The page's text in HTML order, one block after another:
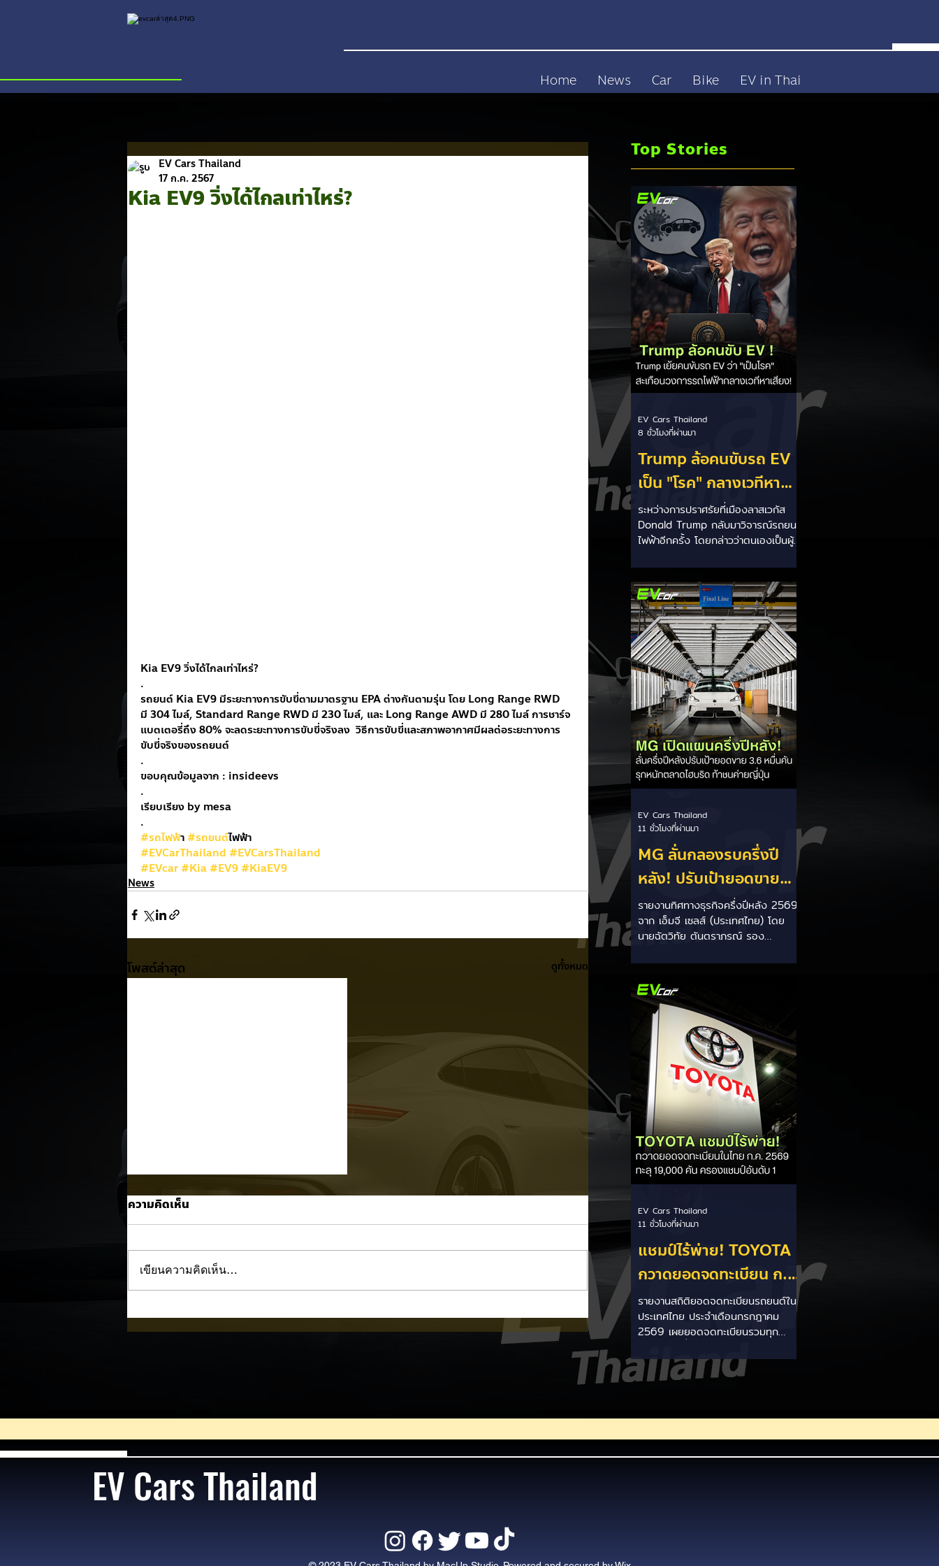
Home News Car Bike EV in Thai
Kia EV9 วิ่งได้ไกลเท่าไหร่?
EV Cars Thailand
17 ก.ค. 2567
Kia EV9 วิ่งได้ไกลเท่าไหร่?
.
รถยนต์ Kia EV9 มีระยะทางการขับขี่ตามมาตรฐาน EPA ต่างกันตามรุ่น โดย Long Range RWD
มี 304 ไมล์, Standard Range RWD มี 230 ไมล์, และ Long Range AWD มี 280 ไมล์ การชาร์จ
แบตเตอรี่ถึง 80% จะลดระยะทางการขับขี่จริงลง  วิธีการขับขี่และสภาพอากาศมีผลต่อระยะทางการ
ขับขี่จริงของรถยนต์
.
ขอบคุณข้อมูลจาก : insideevs
.
เรียบเรียง by mesa
.
#รถไฟฟ้า #รถยนต์ไฟฟ้า
#EVCarThailand #EVCarsThailand
#EVcar#Kia#EV9#KiaEV9
News
โพสต์ล่าสุด ดูทั้งหมด
Trump ล้อคนขับรถ EV เป็น
ความคิดเห็น
เขียนความคิดเห็น…
Top Stories
Trump ล้อคนขับรถ EV
เป็น "โรค" กลางเวทีหา
เสียง! 🚘⚡
ระหว่างการปราศรัยที่เมืองลาสเวกัส
Donald Trump กลับมาวิจารณ์รถยนต์
ไฟฟ้าอีกครั้ง โดยกล่าวว่าตนเองเป็นผู้
ใช้รถยนต์ไฟฟ้าว่าเหมือน "เป็นโรค"
เพราะเริ่มกังวลเรื่องแบตเตอรี่ตั้งแต่ยัง
เหลือไฟจำนวนมาก และคอยมองหาสถา
นีชาร์จอยู่ตลอดเวลา ซึ่งสื่อมองว่า
เป็นการพาดพิงถึงอาการ Range
Anxiety หรือความกังวลเรื่องระยะทาง
วิ่งของรถ EV Trump ยังระบุว่า
ปัจจุบันรถยนต์ไฟฟ้ามีสัดส่วนเพียง
ประมาณ 7% ของยอดขายรถใหม่ใน
สหรัฐฯ และใช้ตัวเลขนี้เป็นเหตุผล
ประกอบว่า...
EV Cars Thailand
8 ชั่วโมงที่ผ่านมา
MG ลั่นกลองรบครึ่งปี
หลัง! ปรับเป้ายอดขาย
เพิ่มเป็น 36,000 คัน
พร้อมเดินหน้าลงศึกชิง
รายงานทิศทางธุรกิจครึ่งปีหลัง 2569
จาก เอ็มจี เซลส์ (ประเทศไทย) โดย
นายฉัตวิทัย ตันตราภรณ์ รอง
6 เดือนแรก (ม.ค. - มิ.ย.) โตพุ่ง 67%
แตะ 16,920 คัน พร้อมส่งสัญญาณ
ปรับเป้าหมายยอดขายรวมปีนี้เพิ่มขึ้นเป็น
36,000 คัน จากเดิมตั้งไว้ 30,000
คัน โดยพร้อมเร่งส่งมอบรถค้างสต็อก
(Back Order) ทั้งหมดในระยะเวลาอัน
สั้น - ปรับเป้าเติบโต & เคลียร์ Back
Order: ยอดขายครึ่งปีแรกที่เติบโตสูง
ถึง 67% ประกอบกับการแก้ไขปัญหา
การนำเข้าชิ้นส่วนจากสถานการณ์
ตึงเครียดในตะว
EV Cars Thailand
11 ชั่วโมงที่ผ่านมา
แชมป์ไร้พ่าย! TOYOTA
กวาดยอดจดทะเบียน ก.ค.
69 เฉียด 2 หมื่นคัน ครอง
แชมป์อันดับ 1 ในไทย
รายงานสถิติยอดจดทะเบียนรถยนต์ใน
ประเทศไทย ประจำเดือนกรกฎาคม
2569 เผยยอดจดทะเบียนรวมทุก
ใหญ่สัญชาติญี่ปุ่นอย่าง TOYOTA ยัง
คงสร้างผลงานได้อย่างยอดเยี่ยม ด้วย
อันดับ 1 ของประเทศได้อย่างมั่นคงและ
ทิ้งห่างคู่แข่งอย่างขาดลอย รายละเอียด
จากสถิติ: - ภาพรวมแบรนด์: TOYOTA
EV Cars Thailand
11 ชั่วโมงที่ผ่านมา
EV Cars Thailand